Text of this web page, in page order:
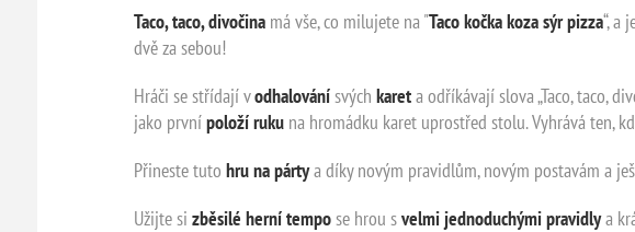
Taco, taco, divočinamá vše, co milujete na "Taco kočka koza sýr pizza“, a
dvě za sebou!
Hráči se střídají vodhalovánísvých kareta odříkávají slova „Taco, taco,
jako prvnípoloží rukuna hromádku karet uprostřed stolu. Vyhrává ten,
Přineste tuto hru na pártya díky novým pravidlům, novým postavám a
Užijte si zběsilé herní tempose hrou svelmi jednoduchými pravidlya